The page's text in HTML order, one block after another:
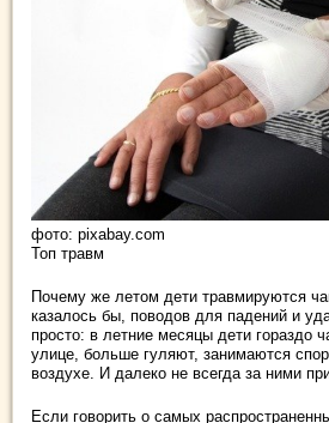
фото: pixabay.com
Топ травм
Почему же летом дети травмируются
казалось бы, поводов для падений и
просто: в летние месяцы дети гораздо
улице, больше гуляют, занимаются
воздухе. И далеко не всегда за ними
Если говорить о самых